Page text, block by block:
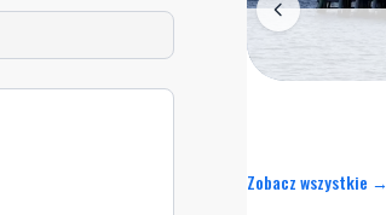
Zobacz wszystkie →